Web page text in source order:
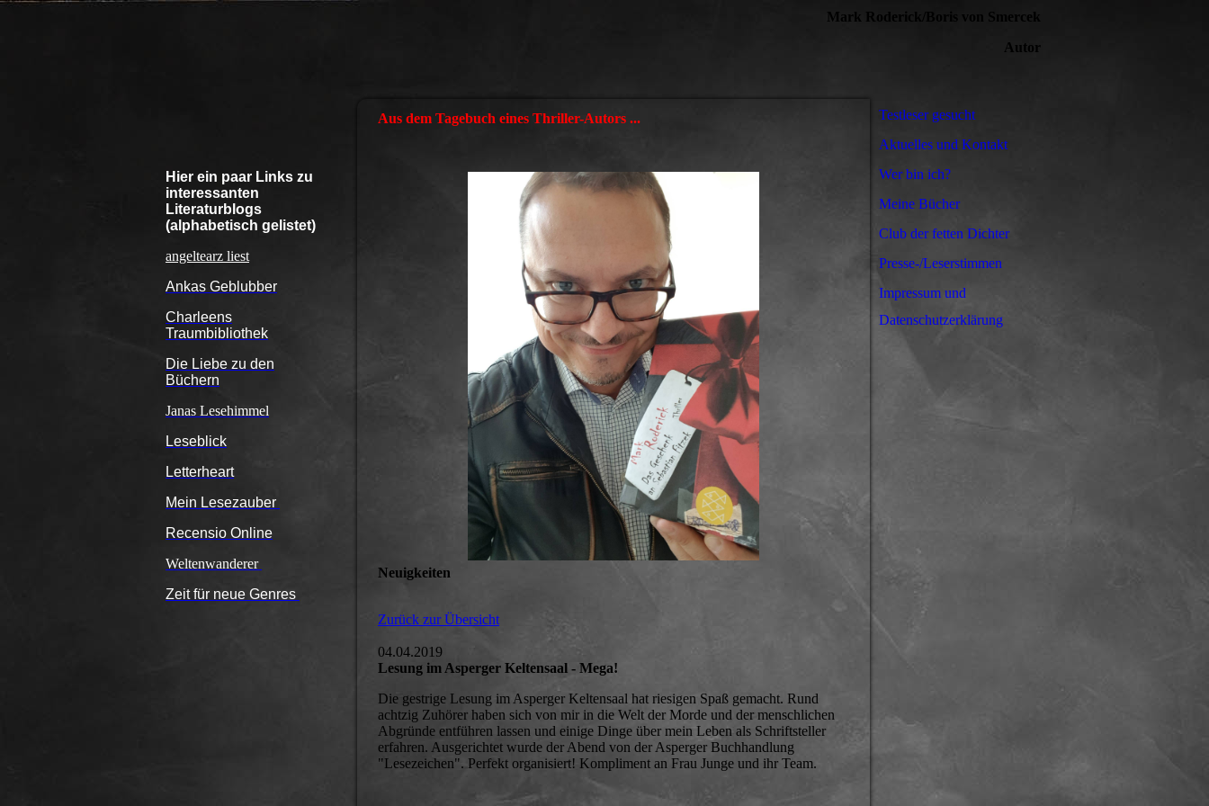
Mark Roderick/Boris von Smercek
Autor
Hier ein paar Links zu
interessanten
Literaturblogs
(alphabetisch gelistet)
angeltearz liest
Ankas Geblubber
Charleens
Traumbibliothek
Die Liebe zu den
Büchern
Janas Lesehimmel
Leseblick
Letterheart
Mein Lesezauber
Recensio Online
Weltenwanderer
Zeit für neue Genres
Aus dem Tagebuch eines Thriller-Autors ...
Neuigkeiten
Zurück zur Übersicht
04.04.2019
Lesung im Asperger Keltensaal - Mega!
Die gestrige Lesung im Asperger Keltensaal hat riesigen Spaß gemacht. Rund
achtzig Zuhörer haben sich von mir in die Welt der Morde und der menschlichen
Abgründe entführen lassen und einige Dinge über mein Leben als Schriftsteller
erfahren. Ausgerichtet wurde der Abend von der Asperger Buchhandlung
"Lesezeichen". Perfekt organisiert! Kompliment an Frau Junge und ihr Team.
Testleser gesucht
Aktuelles und Kontakt
Wer bin ich?
Meine Bücher
Club der fetten Dichter
Presse-/Leserstimmen
Impressum und
Datenschutzerklärung